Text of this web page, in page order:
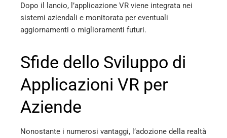
Dopo il lancio, l’applicazione VR viene integrata nei
sistemi aziendali e monitorata per eventuali
aggiornamenti o miglioramenti futuri.
Sfide dello Sviluppo di
Applicazioni VR per
Aziende
Nonostante i numerosi vantaggi, l’adozione della realtà